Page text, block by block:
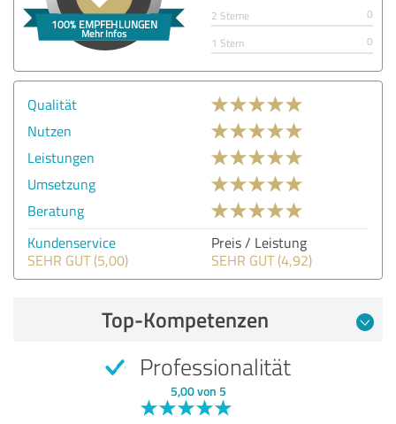
2 Sterne
0
1 Stern
0
Qualität
Nutzen
Leistungen
Umsetzung
Beratung
Kundenservice
SEHR GUT (5,00)
Preis / Leistung
SEHR GUT (4,92)
Top-Kompetenzen
Professionalität
5,00 von 5